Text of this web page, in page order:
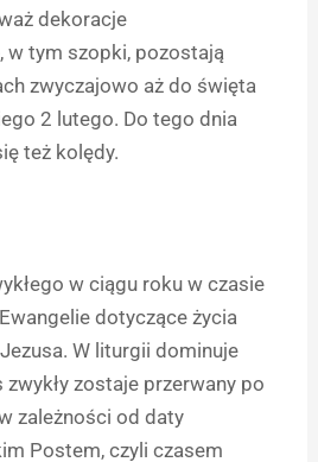
dekoracje
w tym szopki, pozostają
zwyczajowo aż do święta
2 lutego. Do tego dnia
też kolędy.
w ciągu roku w czasie
dotyczące życia
W liturgii dominuje
zwykły zostaje przerwany po
zależności od daty
Postem, czyli czasem